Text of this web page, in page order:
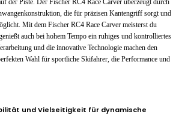
der Piste. Der Fischer RC4 Race Carver überzeugt durch
die für präzisen Kantengriff sorgt und
Mit dem Fischer RC4 Race Carver meisterst du
auch bei hohem Tempo ein ruhiges und kontrolliertes
und die innovative Technologie machen den
Wahl für sportliche Skifahrer, die Performance und
und Vielseitigkeit für dynamische